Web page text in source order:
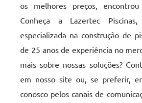
os melhores preços,
Conheça a Lazertec
especializada na construção de
de 25 anos de experiência no
mais sobre nossas soluções?
em nosso site ou, se preferir,
conosco pelos canais de